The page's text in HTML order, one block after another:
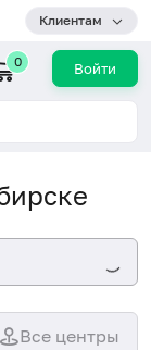
Клиентам
0 Войти
Все центры